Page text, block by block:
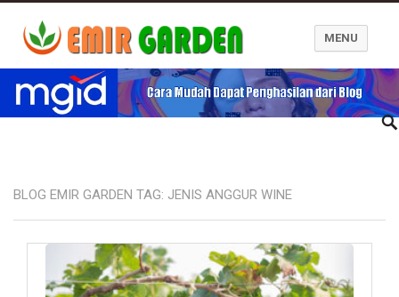
Blog Emir Garden
MENU
BLOG EMIR GARDEN TAG: JENIS ANGGUR WINE